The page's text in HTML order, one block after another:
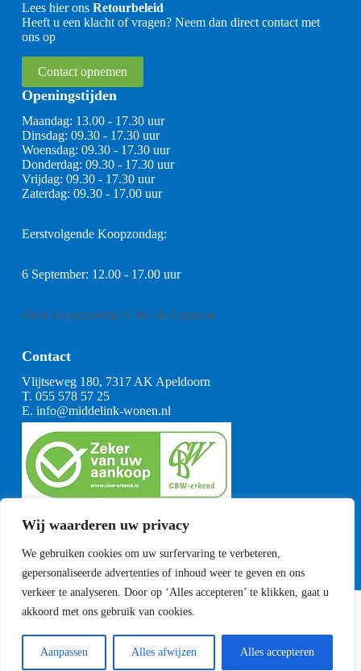
Wij waarderen uw privacy
We gebruiken cookies om uw surfervaring te verbeteren,
gepersonaliseerde advertenties of inhoud weer te geven en ons
verkeer te analyseren. Door op ‘Alles accepteren’ te klikken, gaat u
akkoord met ons gebruik van cookies.
Aanpassen Alles afwijzen Alles accepteren
Lees hier ons Retourbeleid
Heeft u een klacht of vragen? Neem dan direct contact met
ons op
Contact opnemen
Openingstijden
Maandag: 13.00 - 17.30 uur
Dinsdag: 09.30 - 17.30 uur
Woensdag: 09.30 - 17.30 uur
Donderdag: 09.30 - 17.30 uur
Vrijdag: 09.30 - 17.30 uur
Zaterdag: 09.30 - 17.00 uur
Eerstvolgende Koopzondag:
6 September: 12.00 - 17.00 uur
Geen Koopzondag in Juli & Augustus
Contact
Vlijtseweg 180, 7317 AK Apeldoorn
T. 055 578 57 25
E. info@middelink-wonen.nl
KvK: 08164360
BTW: NL001377739B29
Algemene voorwaarden
CBW voorwaarden
Copyright Middelink Wonen 2023
Sitemap
Ontwikkeld doorBest4u Media